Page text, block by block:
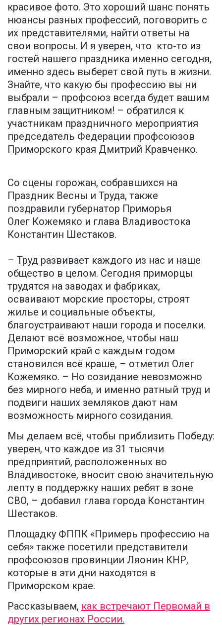
красивое фото. Это хороший шанс понять
нюансы разных профессий, поговорить с
их представителями, найти ответы на
свои вопросы. И я уверен, что кто-то из
гостей нашего праздника именно сегодня,
именно здесь выберет свой путь в жизни.
Знайте, что какую бы профессию вы ни
выбрали – профсоюз всегда будет вашим
главным защитником! – обратился к
участникам праздничного мероприятия
председатель Федерации профсоюзов
Приморского края Дмитрий Кравченко.
Со сцены горожан, собравшихся на
Праздник Весны и Труда, также
поздравили губернатор Приморья
Олег Кожемяко и глава Владивостока
Константин Шестаков.
– Труд развивает каждого из нас и наше
общество в целом. Сегодня приморцы
трудятся на заводах и фабриках,
осваивают морские просторы, строят
жилье и социальные объекты,
благоустраивают наши города и поселки.
Делают всё возможное, чтобы наш
Приморский край с каждым годом
становился всё краше, – отметил Олег
Кожемяко. – Но созидание невозможно
без мирного неба, и именно ратный труд и
подвиги наших земляков дают нам
возможность мирного созидания.
Мы делаем всё, чтобы приблизить Победу:
уверен, что каждое из 31 тысячи
предприятий, расположенных во
Владивостоке, вносит свою значительную
лепту в поддержку наших ребят в зоне
СВО, – добавил глава города Константин
Шестаков.
Площадку ФППК «Примерь профессию на
себя» также посетили представители
профсоюзов провинции Ляонин КНР,
которые в эти дни находятся в
Приморском крае.
Рассказываем, как встречают Первомай в
других регионах России.